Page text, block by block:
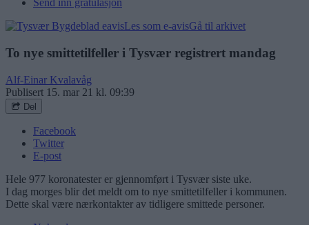
Send inn gratulasjon
Les som e-avisGå til arkivet
To nye smittetilfeller i Tysvær registrert mandag
Alf-Einar Kvalavåg
Publisert 15. mar 21 kl. 09:39
Del
Facebook
Twitter
E-post
Hele 977 koronatester er gjennomført i Tysvær siste uke.
I dag morges blir det meldt om to nye smittetilfeller i kommunen.
Dette skal være nærkontakter av tidligere smittede personer.